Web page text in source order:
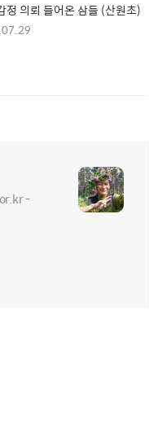
정 의뢰 들어온 삼들 (산원초)
-